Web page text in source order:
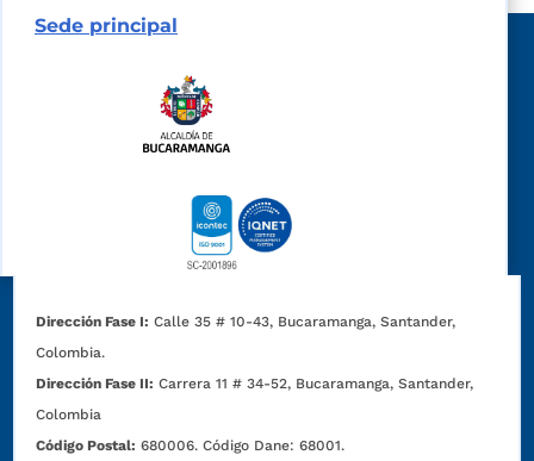
Sede principal
Dirección Fase I: Calle 35 # 10-43, Bucaramanga, Santander,
Colombia.
Dirección Fase II: Carrera 11 # 34-52, Bucaramanga, Santander,
Colombia
Código Postal: 680006. Código Dane: 68001.